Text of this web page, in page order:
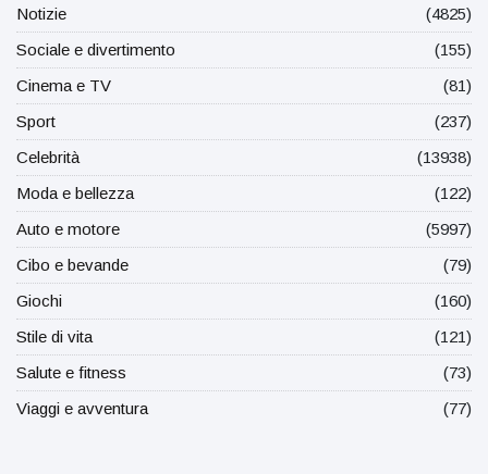
Notizie
(4825)
Sociale e divertimento
(155)
Cinema e TV
(81)
Sport
(237)
Celebrità
(13938)
Moda e bellezza
(122)
Auto e motore
(5997)
Cibo e bevande
(79)
Giochi
(160)
Stile di vita
(121)
Salute e fitness
(73)
Viaggi e avventura
(77)